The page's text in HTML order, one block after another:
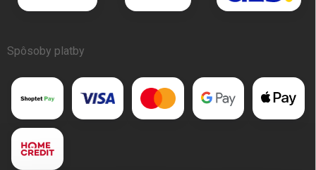
Spôsoby platby